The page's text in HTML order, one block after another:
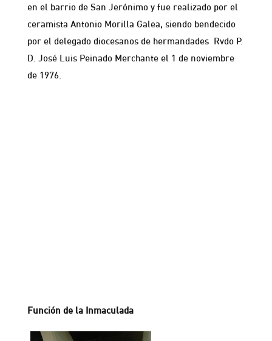
en el barrio de San Jerónimo y fue realizado por el
ceramista Antonio Morilla Galea, siendo bendecido
por el delegado diocesanos de hermandades Rvdo P.
D. José Luis Peinado Merchante el 1 de noviembre
de 1976.
Función de la Inmaculada